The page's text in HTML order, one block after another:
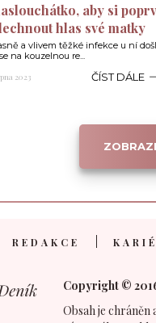
aby si
hlas své matky
a vlivem těžké infekce u ní
na kouzelnou re...
2023 ČÍST DÁLE
REDAKCE
Copyright ©
Obsah je